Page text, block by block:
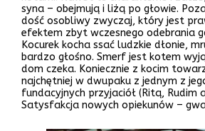
syna – obejmują i liżą po głowie.
dość osobliwy zwyczaj, który jest
efektem zbyt wczesnego odebrania
Kocurek kocha ssać ludzkie dłonie,
bardzo głośno. Smerf jest kotem
dom czeka. Koniecznie z kocim
najchętniej w dwupaku z jednym z
fundacyjnych przyjaciół (Ritą, Rudim
Satysfakcja nowych opiekunów –